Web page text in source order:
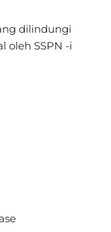
dilindungi
oleh SSPN -i